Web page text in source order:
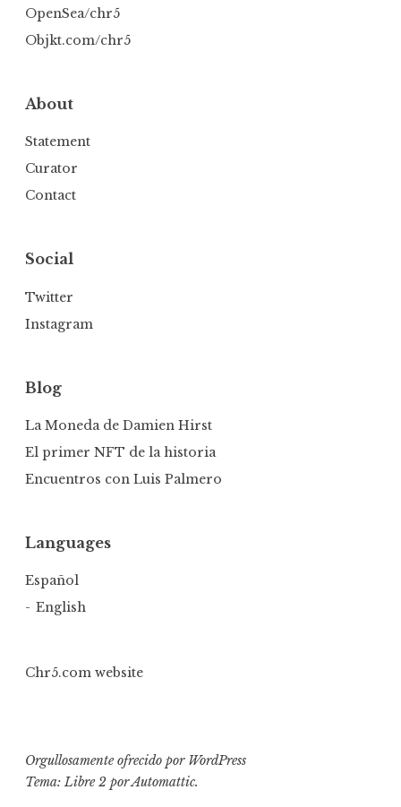
OpenSea/chr5
Objkt.com/chr5
About
Statement
Curator
Contact
Social
Twitter
Instagram
Blog
La Moneda de Damien Hirst
El primer NFT de la historia
Encuentros con Luis Palmero
Languages
Español
English
Chr5.com website
Orgullosamente ofrecido por WordPress
Tema: Libre 2 porAutomattic.